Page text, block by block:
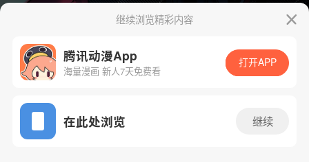
App免费看
继续浏览精彩内容
腾讯动漫App
海量漫画 新人7天免费看
打开APP
在此处浏览 继续